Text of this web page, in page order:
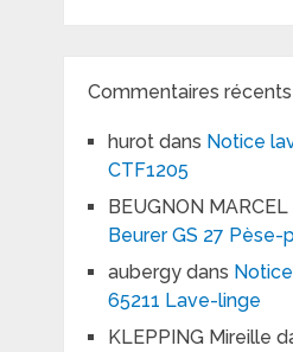
Commentaires récents
hurotdans Notice
CTF1205
BEUGNON MARCEL
Beurer GS 27 Pèse-
aubergydans
65211 Lave-linge
KLEPPING Mireille